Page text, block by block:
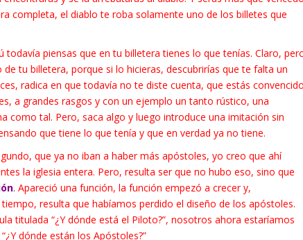
completa, el diablo te roba solamente uno de los billetes que
piensas que en tu billetera tienes lo que tenías. Claro,
tu billetera, porque si lo hicieras, descubrirías que te falta un
radica en que todavía no te diste cuenta, que estás
a grandes rasgos y con un ejemplo un tanto rústico, una
como tal. Pero, saca algo y luego introduce una imitación sin
que tiene lo que tenía y que en verdad ya no tiene.
que ya no iban a haber más apóstoles, yo creo que ahí
la iglesia entera. Pero, resulta ser que no hubo eso, sino que
. Apareció una función, la función empezó a crecer y,
resulta que habíamos perdido el diseño de los apóstoles.
titulada “¿Y dónde está el Piloto?”, nosotros ahora estaríamos
dónde están los Apóstoles?”